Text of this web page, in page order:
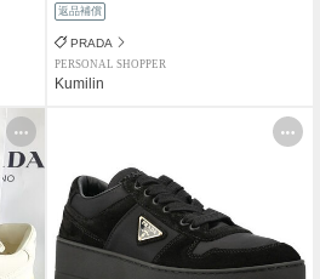
返品補償
PRADA
PERSONAL SHOPPER
Kumilin